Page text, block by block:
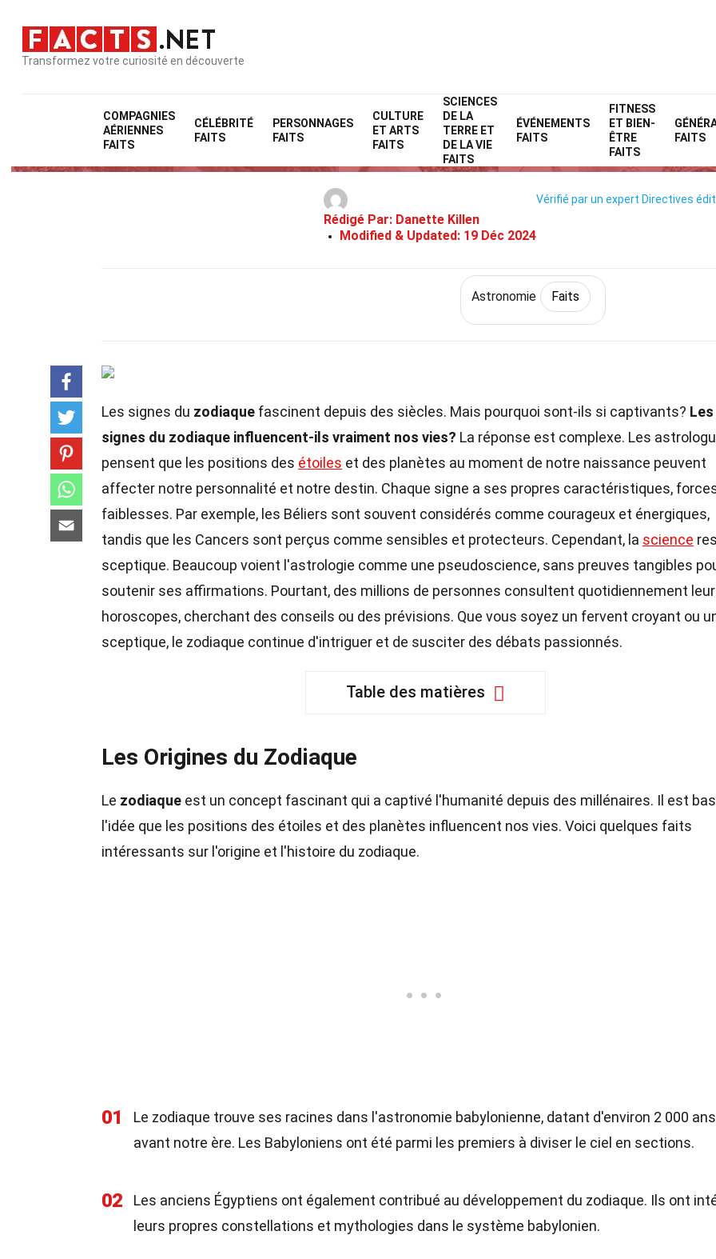
Transformez votre curiosité en découverte
COMPAGNIES
AÉRIENNES
FAITS
CÉLÉBRITÉ
FAITS
PERSONNAGES
FAITS
CULTURE
ET ARTS
FAITS
SCIENCES
DE LA
TERRE ET
DE LA VIE
FAITS
ÉVÉNEMENTS
FAITS
FITNESS
ET BIEN-
ÊTRE
FAITS
FAITS
Home Technologie et sciences Astronomie
40 Faits Sur Zodiaque
Rédigé Par: Danette Killen
Modified & Updated: 19 Déc 2024
Vérifié par un expert Directives
Astronomie Faits
Les signes du zodiaque fascinent depuis des siècles. Mais pourquoi sont-ils si captivants? Les
signes du zodiaque influencent-ils vraiment nos vies? La réponse est complexe. Les
pensent que les positions des étoiles et des planètes au moment de notre naissance peuvent
affecter notre personnalité et notre destin. Chaque signe a ses propres caractéristiques,
faiblesses. Par exemple, les Béliers sont souvent considérés comme courageux et énergiques,
tandis que les Cancers sont perçus comme sensibles et protecteurs. Cependant, la science
sceptique. Beaucoup voient l'astrologie comme une pseudoscience, sans preuves tangibles
soutenir ses affirmations. Pourtant, des millions de personnes consultent quotidiennement
horoscopes, cherchant des conseils ou des prévisions. Que vous soyez un fervent croyant ou
sceptique, le zodiaque continue d'intriguer et de susciter des débats passionnés.
Table des matières
Les Origines du Zodiaque
Le zodiaque est un concept fascinant qui a captivé l'humanité depuis des millénaires. Il est
l'idée que les positions des étoiles et des planètes influencent nos vies. Voici quelques faits
intéressants sur l'origine et l'histoire du zodiaque.
01
Le zodiaque trouve ses racines dans l'astronomie babylonienne, datant d'environ 2 000 ans
avant notre ère. Les Babyloniens ont été parmi les premiers à diviser le ciel en sections.
02
Les anciens Égyptiens ont également contribué au développement du zodiaque. Ils ont
leurs propres constellations et mythologies dans le système babylonien.